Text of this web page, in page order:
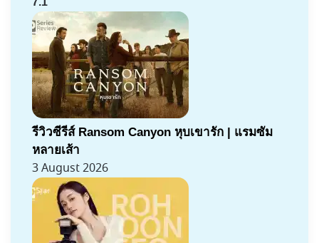
รีวิวซีรีส์ Ransom Canyon หุบเขารัก | แรมซัม
หลายเส้า
3 August 2026